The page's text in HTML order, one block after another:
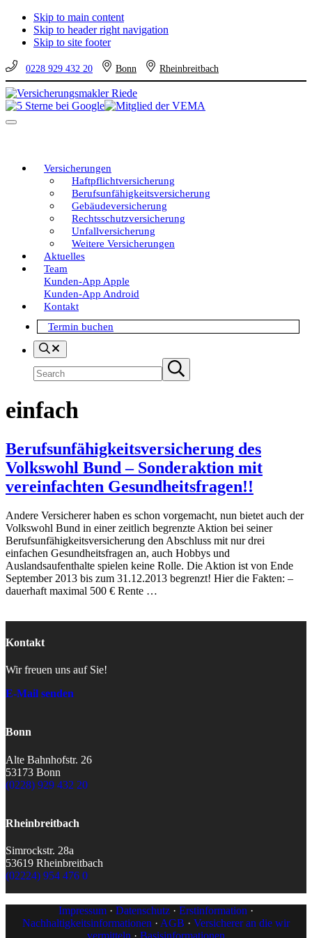
Skip to main content
Skip to header right navigation
Skip to site footer
0228 929 432 20 Bonn Rheinbreitbach
Versicherungsmakler
Riede
Versicherungen
vom
eine
Entscheidung!
Menu
Versicherungen
Haftpflichtversicherung
Berufsunfähigkeitsversicherung
Gebäudeversicherung
Rechtsschutzversicherung
Unfallversicherung
Weitere Versicherungen
Aktuelles
Team
Kunden-App Apple
Kunden-App Android
Kontakt
Termin buchen
Search
Submit
search
einfach
Berufsunfähigkeitsversicherung des
Volkswohl Bund – Sonderaktion mit
vereinfachten Gesundheitsfragen!!
Andere Versicherer haben es schon vorgemacht, nun bietet auch der
Volkswohl Bund in einer zeitlich begrenzte Aktion bei seiner
Berufsunfähigkeitsversicherung den Abschluss mit nur drei
einfachen Gesundheitsfragen an, auch Hobbys und
Auslandsaufenthalte spielen keine Rolle. Die Aktion ist von Ende
September 2013 bis zum 31.12.2013 begrenzt! Hier die Fakten: –
dauerhaft maximal 500 € Rente …
Kontakt
Wir freuen uns auf Sie!
E-Mail senden
Bonn
Alte Bahnhofstr. 26
53173 Bonn
(0228) 929 432 20
Rheinbreitbach
Simrockstr. 28a
53619 Rheinbreitbach
(02224) 954 476 0
Impressum · Datenschutz · Erstinformation ·
Nachhaltigkeitsinformationen · AGB · Versicherer an die wir
vermitteln · Basisinformationen